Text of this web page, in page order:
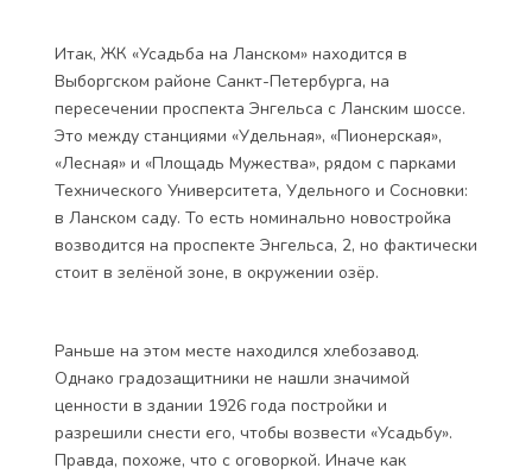
Итак, ЖК «Усадьба на Ланском» находится в
Выборгском районе Санкт-Петербурга, на
пересечении проспекта Энгельса с Ланским шоссе.
Это между станциями «Удельная», «Пионерская»,
«Лесная» и «Площадь Мужества», рядом с парками
Технического Университета, Удельного и Сосновки:
в Ланском саду. То есть номинально новостройка
возводится на проспекте Энгельса, 2, но фактически
стоит в зелёной зоне, в окружении озёр.
Раньше на этом месте находился хлебозавод.
Однако градозащитники не нашли значимой
ценности в здании 1926 года постройки и
разрешили снести его, чтобы возвести «Усадьбу».
Правда, похоже, что с оговоркой. Иначе как